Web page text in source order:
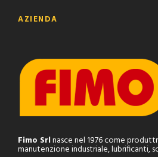
AZIENDA
Fimo Srlnasce nel 1976 come
manutenzione industriale, lubrificanti,